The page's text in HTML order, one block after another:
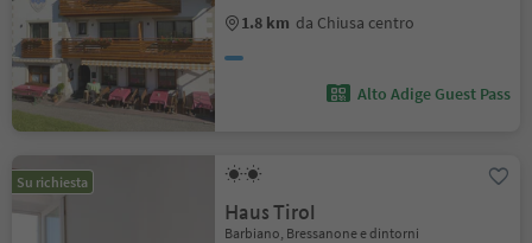
1.8 km da Chiusa centro
Alto Adige Guest Pass
Su richiesta
Haus Tirol
Barbiano, Bressanone e dintorni